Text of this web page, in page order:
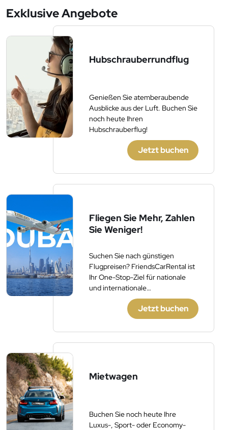
Exklusive Angebote
Hubschrauberrundflug
Genießen Sie atemberaubende
Ausblicke aus der Luft. Buchen Sie
noch heute Ihren
Hubschrauberflug!
Jetzt buchen
Fliegen Sie Mehr, Zahlen
Sie Weniger!
Suchen Sie nach günstigen
Flugpreisen? FriendsCarRental ist
Ihr One-Stop-Ziel für nationale
und internationale
Flugbuchungen.
Jetzt buchen
Mietwagen
Buchen Sie noch heute Ihre
Luxus-, Sport- oder Economy-